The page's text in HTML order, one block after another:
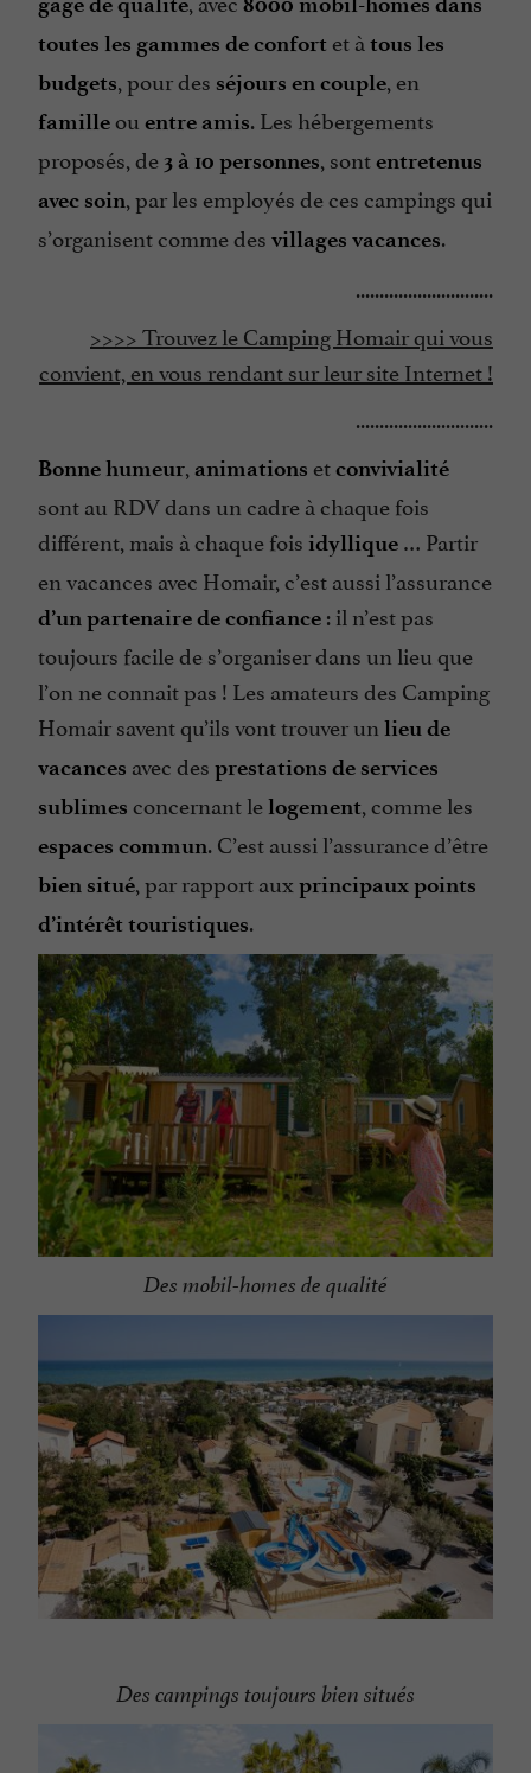
toutes les gammes de confort et à tous les
budgets, pour des séjours en couple, en
famille ou entre amis. Les hébergements
proposés, de 3 à 10 personnes, sontentretenus
avec soin, par les employés de ces campings qui
s’organisent comme des villages vacances.
.............................
>>>> Trouvez le Camping Homair qui vous
convient, en vous rendant sur leur site Internet !
.............................
Bonne humeur, animations etconvivialité
sont au RDV dans un cadre à chaque fois
différent, mais à chaque fois idyllique … Partir
en vacances avec Homair, c’est aussi l’assurance
d’un partenaire de confiance : il n’est pas
toujours facile de s’organiser dans un lieu que
l’on ne connait pas ! Les amateurs des Camping
Homair savent qu’ils vont trouver un lieu de
vacances avec des prestations de services
sublimes concernant lelogement, comme les
espaces commun. C’est aussi l’assurance d’être
bien situé, par rapport aux principaux points
d’intérêt touristiques.
Des mobil-homes de qualité
Des campings toujours bien situés